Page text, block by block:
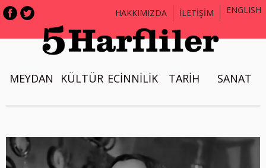
HAKKIMIZDA İLETİŞİM ENGLISH
MEYDAN KÜLTÜR ECİNNİLİK TARİH SANAT